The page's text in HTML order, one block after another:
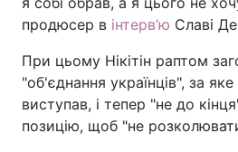
продюсер в інтерв’ю Славі
При цьому Нікітін раптом
"об'єднання українців", за
виступав, і тепер "не до
позицію, щоб "не